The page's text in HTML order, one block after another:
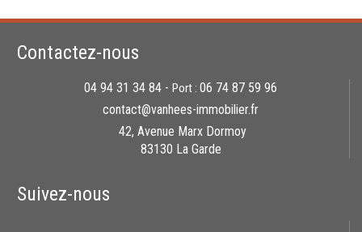
Contactez-nous
04 94 31 34 84 - Port : 06 74 87 59 96
contact@vanhees-immobilier.fr
42, Avenue Marx Dormoy
83130 La Garde
Suivez-nous